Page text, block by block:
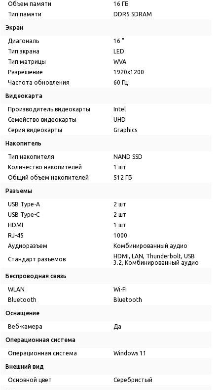
Объем памяти
16 ГБ
Тип памяти
DDR5 SDRAM
Экран
Диагональ
16 "
Тип экрана
LED
Тип матрицы
WVA
Разрешение
1920x1200
Частота обновления
60 Гц
Видеокарта
Производитель видеокарты
Intel
Семейство видеокарты
UHD
Серия видеокарты
Graphics
Накопитель
Тип накопителя
NAND SSD
Количество накопителей
1 шт
Общий объем накопителей
512 ГБ
Разъемы
USB Type-A
2 шт
USB Type-C
2 шт
HDMI
1 шт
RJ-45
1000
Аудиоразъем
Комбинированный аудио
Стандарт разъемов
HDMI, LAN, Thunderbolt, USB
3.2, Комбинированный аудио
Беспроводная связь
WLAN
Wi-Fi
Bluetooth
Bluetooth
Оснащение
Веб-камера Да
Операционная система
Операционная система Windows 11
Внешний вид
Основной цвет Серебристый